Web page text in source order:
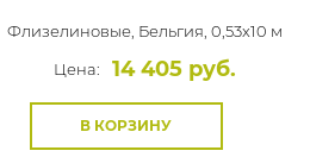
Флизелиновые, Бельгия, 0,53x10 м
Цена:
14 405 руб.
В КОРЗИНУ